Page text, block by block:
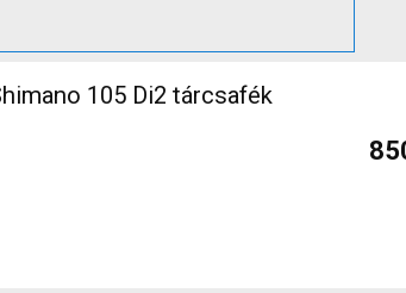
105 Di2 tárcsafék